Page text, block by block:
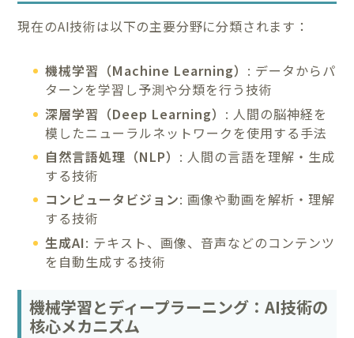
現在のAI技術は以下の主要分野に分類されます：
機械学習（Machine Learning） : データからパ
ターンを学習し予測や分類を行う技術
深層学習（Deep Learning） : 人間の脳神経を
模したニューラルネットワークを使用する手法
自然言語処理（NLP） : 人間の言語を理解・生成
する技術
コンピュータビジョン: 画像や動画を解析・理解
する技術
生成AI: テキスト、画像、音声などのコンテンツ
を自動生成する技術
機械学習とディープラーニング：AI技術の
核心メカニズム